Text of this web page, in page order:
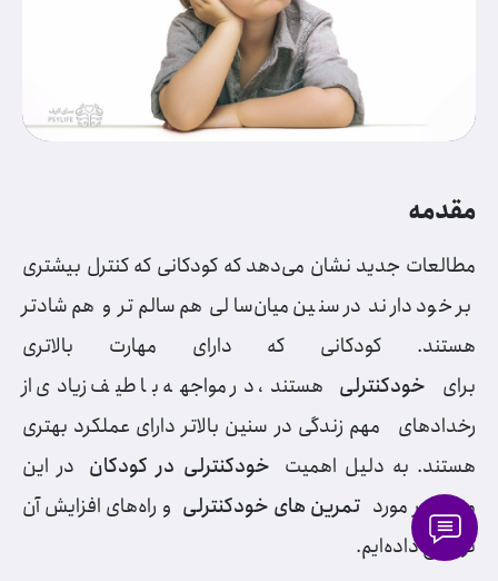
مقدمه
مطالعات جدید نشان می‌دهد که کودکانی که کنترل بیشتری
بر خود دارند در سنین میان‌سالی هم سالم‌تر و هم شادتر
هستند. کودکانی که دارای مهارت بالاتری
برای خودکنترلی هستند، در مواجهه با طیف زیادی از
رخدادهای مهم زندگی در سنین بالاتر دارای عملکرد بهتری
هستند. به دلیل اهمیت خودکنترلی در کودکان در این
مقاله در مورد تمرین های خودکنترلی و راه‌های افزایش آن
توضیح داده‌ایم.